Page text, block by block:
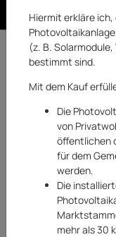
Zurück
Hiermit erkläre
(z. B.
bestimmt sind.
Mit dem Kauf
Die
von
öffentlichen
für dem
werden.
Die
mehr als 30